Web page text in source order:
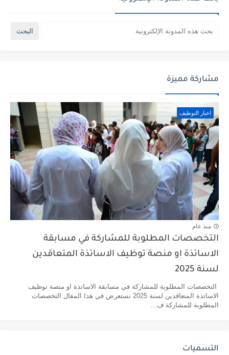
مشاركة مميزة
اخبار التوظيف
منذ عام
التخصصات المطلوبة للمشاركة في مسابقة
الاساتذة او منصة توظيف الاساتذة المتعاقدين
لسنة 2025
التخصصات المطلوبة للمشاركة في مسابقة الاساتذة او منصة توظيف
الاساتذة المتعاقدين لسنة 2025 نستعرض في هذا المقال التخصصات
المطلوبة للمشاركة ف...
التسميات